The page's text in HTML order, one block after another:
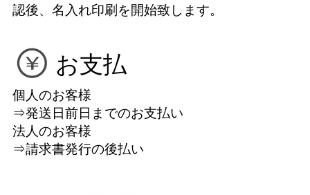
認後、名入れ印刷を開始致します。
お支払
個人のお客様
⇒発送日前日までのお支払い
法人のお客様
⇒請求書発行の後払い